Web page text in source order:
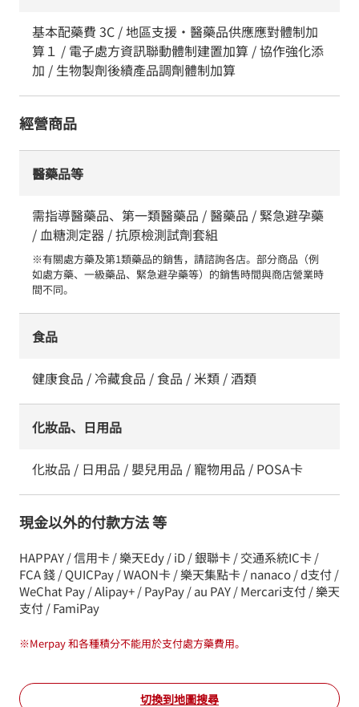
基本配藥費 3C / 地區支援・醫藥品供應應對體制加
算１ / 電子處方資訊聯動體制建置加算 / 協作強化添
加 / 生物製劑後續產品調劑體制加算
經營商品
醫藥品等
需指導醫藥品、第一類醫藥品 / 醫藥品 / 緊急避孕藥
/ 血糖測定器 / 抗原檢測試劑套組
※有關處方藥及第1類藥品的銷售，請諮詢各店。部分商品（例
如處方藥、一級藥品、緊急避孕藥等）的銷售時間與商店營業時
間不同。
食品
健康食品 / 冷藏食品 / 食品 / 米類 / 酒類
化妝品、日用品
化妝品 / 日用品 / 嬰兒用品 / 寵物用品 / POSA卡
現金以外的付款方法 等
HAPPAY / 信用卡 / 樂天Edy / iD / 銀聯卡 / 交通系統IC卡 /
FCA 錢 / QUICPay / WAON卡 / 樂天集點卡 / nanaco / d支付 /
WeChat Pay / Alipay+ / PayPay / au PAY / Mercari支付 / 樂天
支付 / FamiPay
※Merpay 和各種積分不能用於支付處方藥費用。
切換到地圖搜尋